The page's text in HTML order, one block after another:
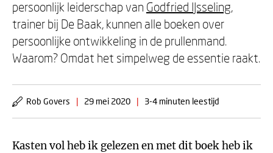
persoonlijk leiderschap van Godfried IJsseling,
trainer bij De Baak, kunnen alle boeken over
persoonlijke ontwikkeling in de prullenmand.
Waarom? Omdat het simpelweg de essentie raakt.
Rob Govers | 29 mei 2020 | 3-4 minuten leestijd
Kasten vol heb ik gelezen en met dit boek heb ik